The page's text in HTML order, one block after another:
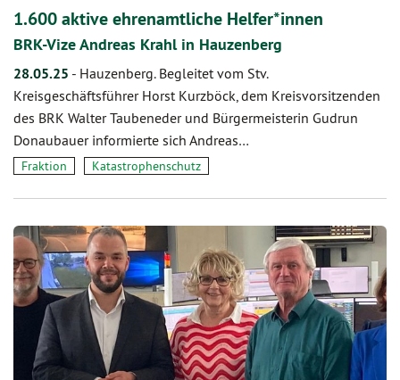
1.600 aktive ehrenamtliche Helfer*innen
BRK-Vize Andreas Krahl in Hauzenberg
28.05.25 - Hauzenberg. Begleitet vom Stv.
Kreisgeschäftsführer Horst Kurzböck, dem Kreisvorsitzenden
des BRK Walter Taubeneder und Bürgermeisterin Gudrun
Donaubauer informierte sich Andreas…
Fraktion Katastrophenschutz